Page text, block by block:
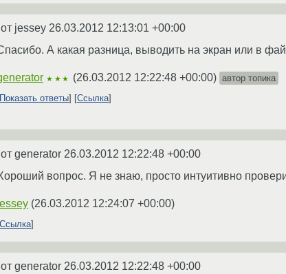
от jessey 26.03.2012 12:13:01 +00:00
А какая разница, выводить на экран или в
★★★ (26.03.2012 12:22:48 +00:00) автор топика
Показать ответы
Ссылка
от generator 26.03.2012 12:22:48 +00:00
вопрос. Я не знаю, просто интуитивно
(26.03.2012 12:24:07 +00:00)
Ссылка
от generator 26.03.2012 12:22:48 +00:00